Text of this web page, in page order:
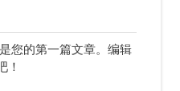
您的第一篇文章。编辑
！